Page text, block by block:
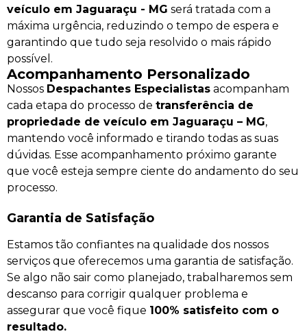
veículo em Jaguaraçu - MG será tratada com a
máxima urgência, reduzindo o tempo de espera e
garantindo que tudo seja resolvido o mais rápido
possível.
Acompanhamento Personalizado
Nossos Despachantes Especialistas acompanham
cada etapa do processo de transferência de
propriedade de veículo em Jaguaraçu – MG,
mantendo você informado e tirando todas as suas
dúvidas. Esse acompanhamento próximo garante
que você esteja sempre ciente do andamento do seu
processo.
Garantia de Satisfação
Estamos tão confiantes na qualidade dos nossos
serviços que oferecemos uma garantia de satisfação.
Se algo não sair como planejado, trabalharemos sem
descanso para corrigir qualquer problema e
assegurar que você fique 100% satisfeito com o
resultado.